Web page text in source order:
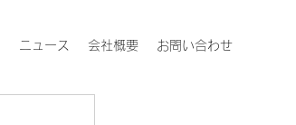
ニュース 会社概要 お問い合わせ